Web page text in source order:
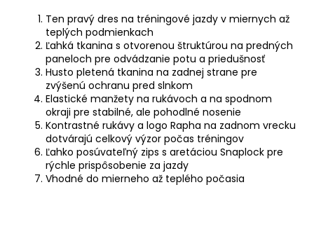
Ten pravý dres na tréningové jazdy v miernych až
teplých podmienkach
Ľahká tkanina s otvorenou štruktúrou na predných
paneloch pre odvádzanie potu a priedušnosť
Husto pletená tkanina na zadnej strane pre
zvýšenú ochranu pred slnkom
Elastické manžety na rukávoch a na spodnom
okraji pre stabilné, ale pohodlné nosenie
Kontrastné rukávy a logo Rapha na zadnom vrecku
dotvárajú celkový výzor počas tréningov
Ľahko posúvateľný zips s aretáciou Snaplock pre
rýchle prispôsobenie za jazdy
Vhodné do mierneho až teplého počasia